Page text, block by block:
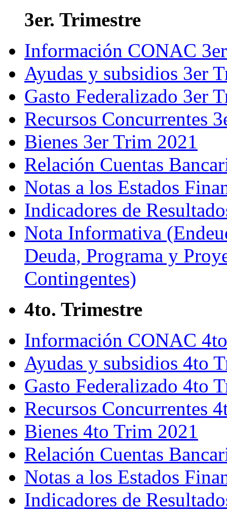
3er. Trimestre
Información CONAC
Ayudas y subsidios 3er
Gasto Federalizado 3er
Recursos Concurrentes
Bienes 3er Trim 2021
Relación Cuentas
Notas a los Estados
Indicadores de
Nota Informativa
Deuda, Programa y
Contingentes)
4to. Trimestre
Información CONAC
Ayudas y subsidios 4to
Gasto Federalizado 4to
Recursos Concurrentes
Bienes 4to Trim 2021
Relación Cuentas
Notas a los Estados
Indicadores de